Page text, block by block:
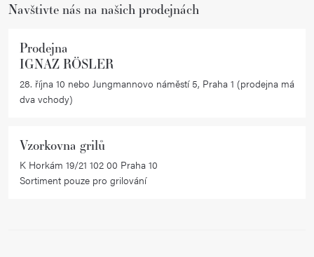
Navštivte nás na našich prodejnách
Prodejna
IGNAZ RÖSLER
28. října 10 nebo Jungmannovo náměstí 5, Praha 1 (prodejna má
dva vchody)
Vzorkovna grilů
K Horkám 19/21 102 00 Praha 10
Sortiment pouze pro grilování